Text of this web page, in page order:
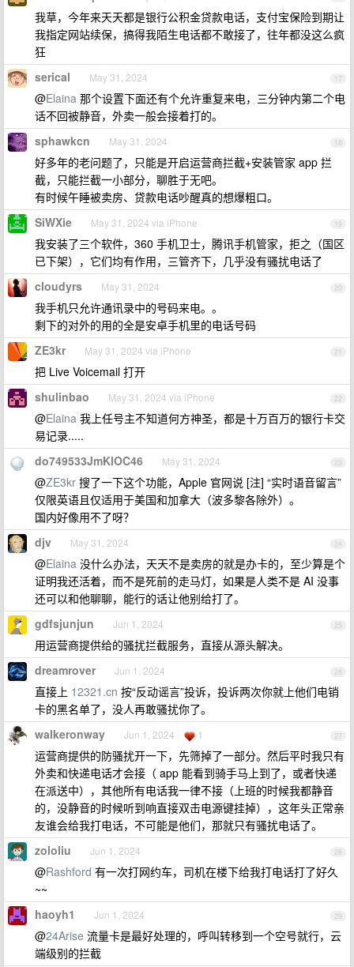
我草，今年来天天都是银行公积金贷款电话，支付宝保险到期让
我指定网站续保，搞得我陌生电话都不敢接了，往年都没这么疯
狂
17
serical May 31, 2024
@Elaina 那个设置下面还有个允许重复来电，三分钟内第二个电
话不回被静音，外卖一般会接着打的。
18
sphawkcn May 31, 2024
好多年的老问题了，只能是开启运营商拦截+安装管家 app 拦
截，只能拦截一小部分，聊胜于无吧。
有时候午睡被卖房、贷款电话吵醒真的想爆粗口。
19
SiWXie May 31, 2024 via iPhone
我安装了三个软件，360 手机卫士，腾讯手机管家，拒之（国区
已下架），它们均有作用，三管齐下，几乎没有骚扰电话了
20
cloudyrs May 31, 2024
我手机只允许通讯录中的号码来电。。
剩下的对外的用的全是安卓手机里的电话号码
21
ZE3kr May 31, 2024 via iPhone
把 Live Voicemail 打开
22
shulinbao May 31, 2024 via iPhone
@Elaina 我上任号主不知道何方神圣，都是十万百万的银行卡交
易记录.....
23
do749533JmKlOC46 May 31, 2024
@ZE3kr 搜了一下这个功能，Apple 官网说 [注] “实时语音留言”
仅限英语且仅适用于美国和加拿大（波多黎各除外）。
国内好像用不了呀？
24
djv May 31, 2024
@Elaina 没什么办法，天天不是卖房的就是办卡的，至少算是个
证明我还活着，而不是死前的走马灯，如果是人类不是 AI 没事
还可以和他聊聊，能行的话让他别给打了。
25
gdfsjunjun Jun 1, 2024
用运营商提供给的骚扰拦截服务，直接从源头解决。
26
dreamrover Jun 1, 2024
直接上 12321.cn 按“反动谣言”投诉，投诉两次你就上他们电销
卡的黑名单了，没人再敢骚扰你了。
27
walkeronway Jun 1, 2024 1
运营商提供的防骚扰开一下，先筛掉了一部分。然后平时我只有
外卖和快递电话才会接（ app 能看到骑手马上到了，或者快递
在派送中），其他所有电话我一律不接（上班的时候我都静音
的，没静音的时候听到响直接双击电源键挂掉），这年头正常亲
友谁会给我打电话，不可能是他们，那就只有骚扰电话了。
28
zololiu Jun 1, 2024
@Rashford 有一次打网约车，司机在楼下给我打电话打了好久
~~
29
haoyh1 Jun 1, 2024
@24Arise 流量卡是最好处理的，呼叫转移到一个空号就行，云
端级别的拦截